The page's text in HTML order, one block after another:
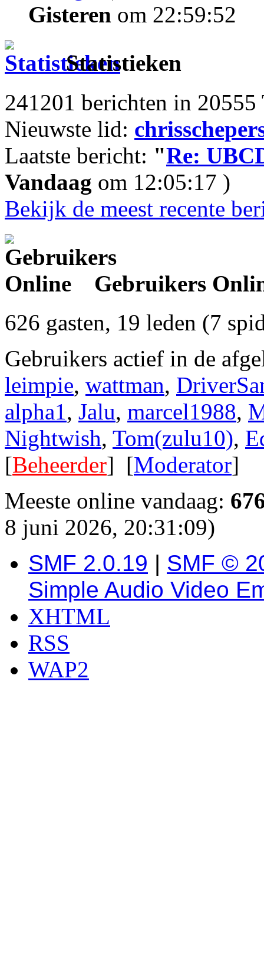
Gisteren om 22:59:52
Statistieken
241201 berichten in
Nieuwste lid:
Laatste bericht: "Re:
Vandaag om 12:05:17 )
Bekijk de meest recente
Gebruikers
626 gasten, 19 leden (7
Gebruikers actief in de
leimpie, wattman,
alpha1, Jalu, marcel1988,
Nightwish, Tom(zulu10),
[Beheerder] [Moderator]
Meeste online vandaag:
8 juni 2026, 20:31:09)
SMF 2.0.19 | SMF ©
Simple Audio Video
XHTML
RSS
WAP2